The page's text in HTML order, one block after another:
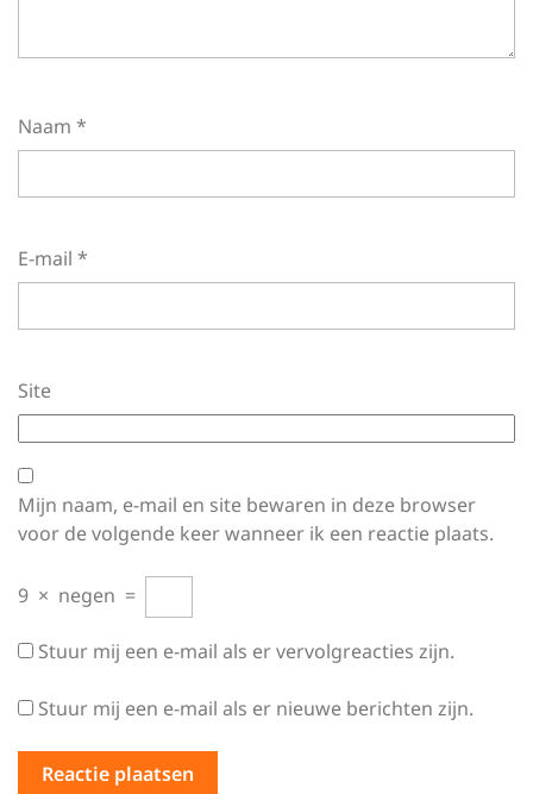
Naam *
E-mail *
Site
Mijn naam, e-mail en site bewaren in deze browser
voor de volgende keer wanneer ik een reactie plaats.
9 × negen =
Stuur mij een e-mail als er vervolgreacties zijn.
Stuur mij een e-mail als er nieuwe berichten zijn.